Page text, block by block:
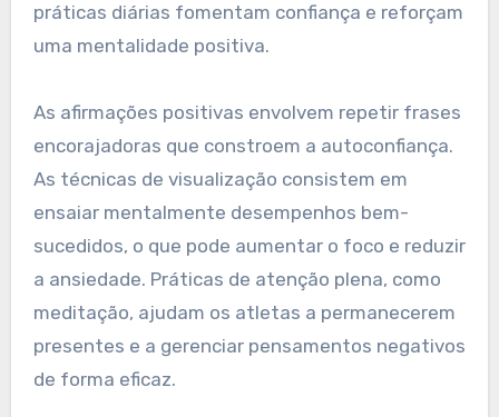
práticas diárias fomentam confiança e reforçam
uma mentalidade positiva.
As afirmações positivas envolvem repetir frases
encorajadoras que constroem a autoconfiança.
As técnicas de visualização consistem em
ensaiar mentalmente desempenhos bem-
sucedidos, o que pode aumentar o foco e reduzir
a ansiedade. Práticas de atenção plena, como
meditação, ajudam os atletas a permanecerem
presentes e a gerenciar pensamentos negativos
de forma eficaz.